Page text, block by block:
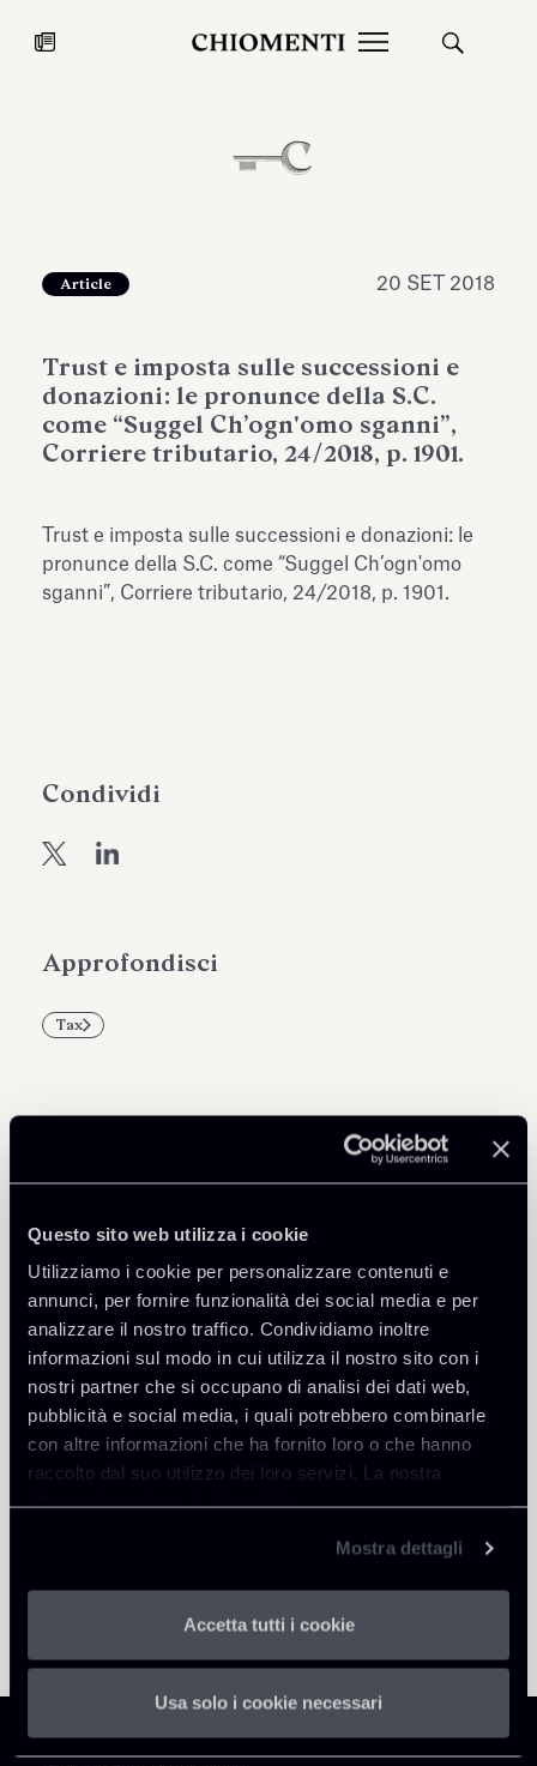
Questo sito web utilizza i cookie
Utilizziamo i cookie per personalizzare contenuti e
annunci, per fornire funzionalità dei social media e per
analizzare il nostro traffico. Condividiamo inoltre
informazioni sul modo in cui utilizza il nostro sito con i
nostri partner che si occupano di analisi dei dati web,
pubblicità e social media, i quali potrebbero combinarle
con altre informazioni che ha fornito loro o che hanno
raccolto dal suo utilizzo dei loro servizi. La nostra
informativa privacy è disponibilequi.
Mostra dettagli
Accetta tutti i cookie
Usa solo i cookie necessari
27 LUG 2026
ampliando gli spazi espositivi
dell’Antiquarium di Villa Albani
Torlonia
Leggi tutto
Approfondisci
Tax
Article 20 SET 2018
Trust e imposta sulle successioni e
donazioni: le pronunce della S.C.
come “Suggel Ch’ogn'omo sganni”,
Corriere tributario, 24/2018, p. 1901.
Trust e imposta sulle successioni e donazioni: le
pronunce della S.C. come “Suggel Ch’ogn'omo
sganni”, Corriere tributario, 24/2018, p. 1901.
Condividi
Torna agli Insights
Professionisti correlati
Raul - Angelo Papotti
SEDI
Milano
Scopri il professionista